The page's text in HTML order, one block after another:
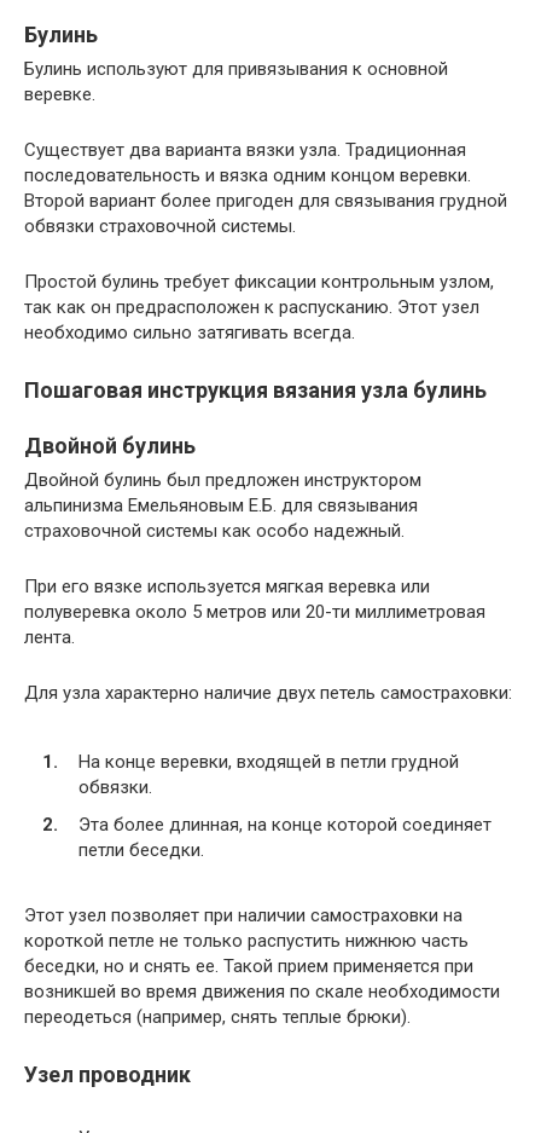
Булинь
Булинь используют для привязывания к основной
веревке.
Существует два варианта вязки узла. Традиционная
последовательность и вязка одним концом веревки.
Второй вариант более пригоден для связывания грудной
обвязки страховочной системы.
Простой булинь требует фиксации контрольным узлом,
так как он предрасположен к распусканию. Этот узел
необходимо сильно затягивать всегда.
Пошаговая инструкция вязания узла булинь
Двойной булинь
Двойной булинь был предложен инструктором
альпинизма Емельяновым Е.Б. для связывания
страховочной системы как особо надежный.
При его вязке используется мягкая веревка или
полуверевка около 5 метров или 20-ти миллиметровая
лента.
Для узла характерно наличие двух петель самостраховки:
На конце веревки, входящей в петли грудной
обвязки.
Эта более длинная, на конце которой соединяет
петли беседки.
Этот узел позволяет при наличии самостраховки на
короткой петле не только распустить нижнюю часть
беседки, но и снять ее. Такой прием применяется при
возникшей во время движения по скале необходимости
переодеться (например, снять теплые брюки).
Узел проводник